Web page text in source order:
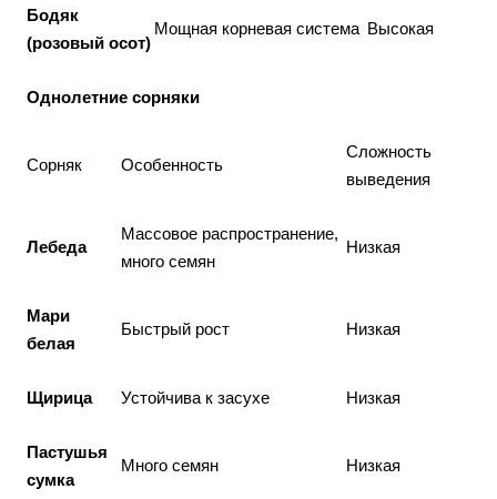
Бодяк
(розовый осот)
Мощная корневая система Высокая
Однолетние сорняки
Сорняк Особенность
Сложность
выведения
Лебеда
Массовое распространение,
много семян
Низкая
Мари
белая
Быстрый рост Низкая
Щирица Устойчива к засухе Низкая
Пастушья
сумка
Много семян Низкая